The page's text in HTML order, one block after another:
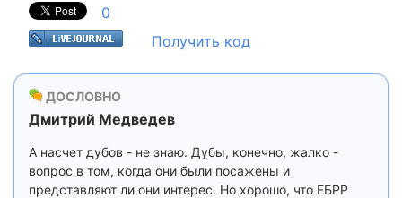
0
Получить код
ДОСЛОВНО
Дмитрий Медведев
А насчет дубов - не знаю. Дубы, конечно, жалко -
вопрос в том, когда они были посажены и
представляют ли они интерес. Но хорошо, что ЕБРР